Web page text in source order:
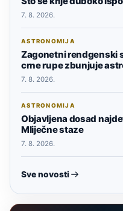
7. 8. 2026.
ASTRONOMIJA
Zagonetni rendgenski
crne rupe zbunjuje
7. 8. 2026.
ASTRONOMIJA
Objavljena dosad
Mliječne staze
7. 8. 2026.
Sve novosti